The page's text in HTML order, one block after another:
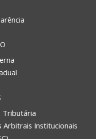
Tributária
Arbitrais Institucionais